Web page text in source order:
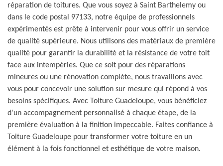
réparation de toitures. Que vous soyez à Saint Barthelemy ou
dans le code postal 97133, notre équipe de professionnels
expérimentés est prête à intervenir pour vous offrir un service
de qualité supérieure. Nous utilisons des matériaux de première
qualité pour garantir la durabilité et la résistance de votre toit
face aux intempéries. Que ce soit pour des réparations
mineures ou une rénovation complète, nous travaillons avec
vous pour concevoir une solution sur mesure qui répond à vos
besoins spécifiques. Avec Toiture Guadeloupe, vous bénéficiez
d'un accompagnement personnalisé à chaque étape, de la
première évaluation à la finition impeccable. Faites confiance à
Toiture Guadeloupe pour transformer votre toiture en un
élément à la fois fonctionnel et esthétique de votre maison.